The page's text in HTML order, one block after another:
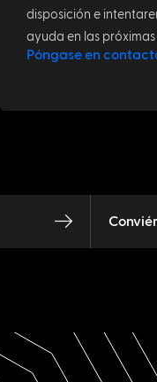
disposición e
ayuda en las próximas
Póngase en